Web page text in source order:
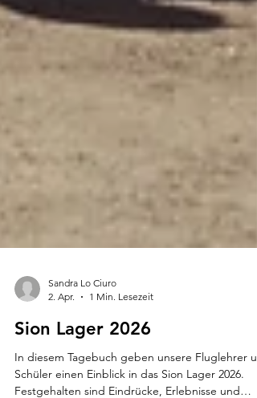
Sandra Lo Ciuro
2. Apr.
1 Min. Lesezeit
Sion Lager 2026